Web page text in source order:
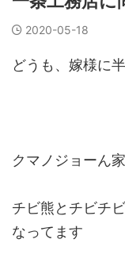
2020-05-18
どうも、嫁様に
クマノジョーん
チビ熊とチビチ
なってます